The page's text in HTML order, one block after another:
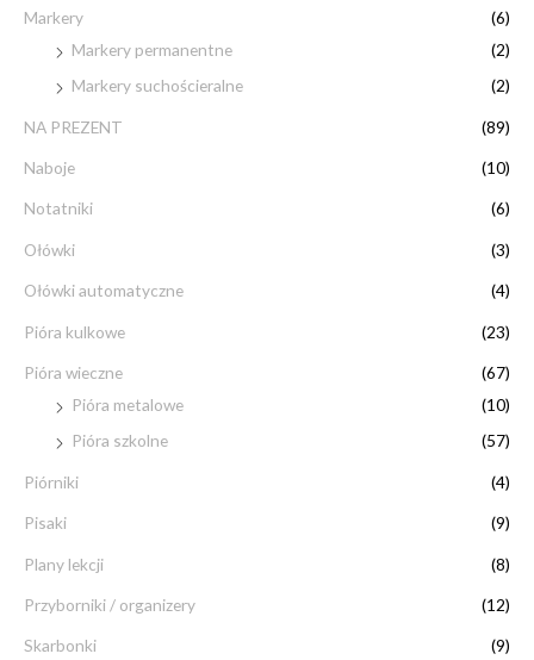
Markery
(6)
Markery permanentne
(2)
Markery suchościeralne
(2)
NA PREZENT (89)
Naboje (10)
Notatniki (6)
Ołówki (3)
Ołówki automatyczne (4)
Pióra kulkowe (23)
Pióra wieczne
(67)
Pióra metalowe
(10)
Pióra szkolne
(57)
Piórniki (4)
Pisaki (9)
Plany lekcji (8)
Przyborniki / organizery (12)
Skarbonki (9)